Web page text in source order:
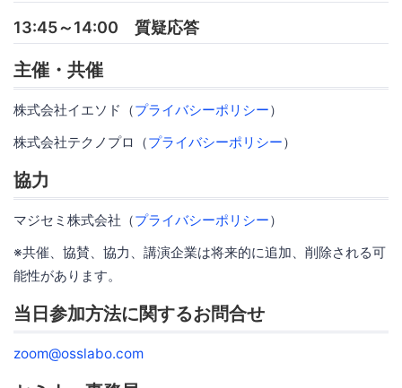
13:45～14:00 質疑応答
主催・共催
株式会社イエソド（プライバシーポリシー）
株式会社テクノプロ（プライバシーポリシー）
協力
マジセミ株式会社（プライバシーポリシー）
※共催、協賛、協力、講演企業は将来的に追加、削除される可
能性があります。
当日参加方法に関するお問合せ
zoom@osslabo.com